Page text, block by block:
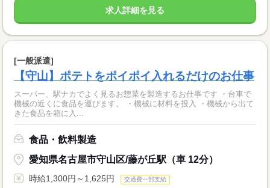
求人詳細を見る
[一般派遣]
【守山】ポテトをポイポイ入れるだけのお仕事
スーパー、駅ナカでよく見るお惣菜を製造するお仕事です ・台車で
機械の近くに食品を運びます。 ・機械に材料を投入 ・機械から出て
きた食品を箱に入...
食品・飲料製造
愛知県名古屋市守山区/藤が丘駅（車 12分）
時給1,300円～1,625円 交通費一部支給